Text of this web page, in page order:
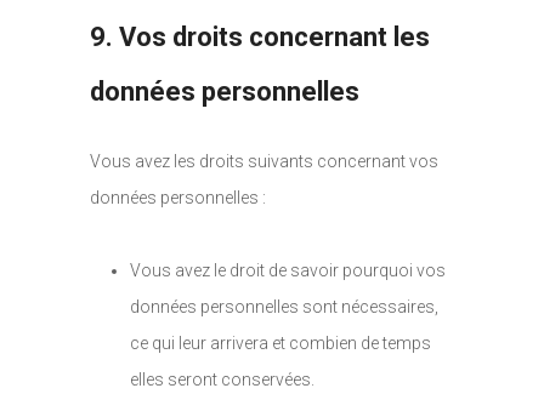
9. Vos droits concernant les
données personnelles
Vous avez les droits suivants concernant vos
données personnelles :
Vous avez le droit de savoir pourquoi vos
données personnelles sont nécessaires,
ce qui leur arrivera et combien de temps
elles seront conservées.